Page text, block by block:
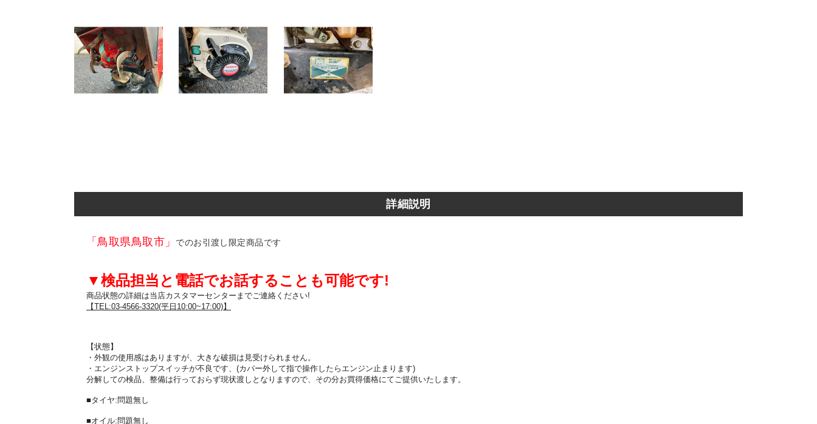
詳細説明
「鳥取県鳥取市」 でのお引渡し限定商品です
▼検品担当と電話でお話することも可能です!
商品状態の詳細は当店カスタマーセンターまでご連絡ください!
【TEL:03-4566-3320(平日10:00~17:00)】
【状態】
・外観の使用感はありますが、大きな破損は見受けられません。
・エンジンストップスイッチが不良です、(カバー外して指で操作したらエンジン止まります)
分解しての検品、整備は行っておらず現状渡しとなりますので、その分お買得価格にてご提供いたします。
■タイヤ:問題無し
■オイル:問題無し